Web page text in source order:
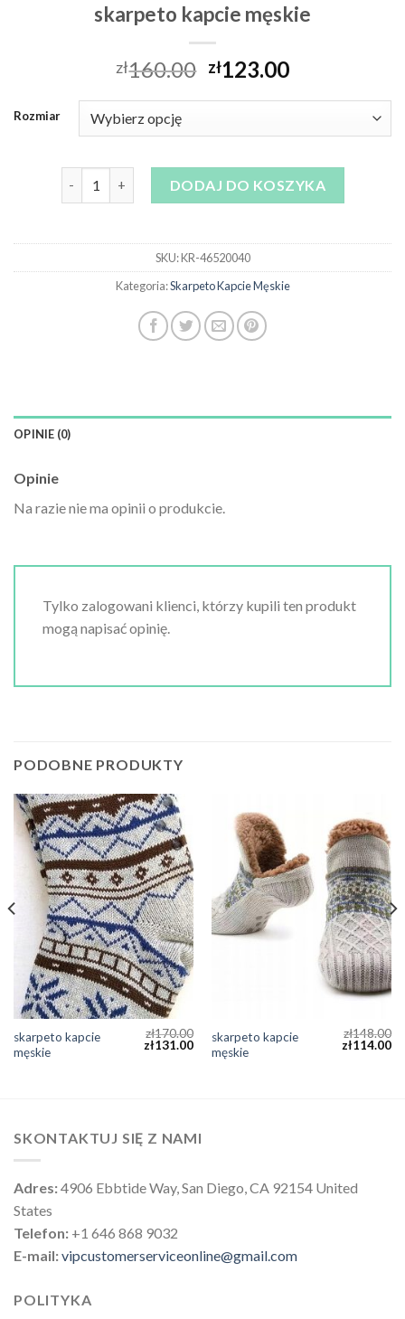
skarpeto kapcie męskie
zł160.00 zł123.00
Rozmiar
DODAJ DO KOSZYKA
SKU:KR-46520040
Kategoria:Skarpeto Kapcie Męskie
OPINIE (0)
Opinie
Na razie nie ma opinii o produkcie.
Tylko zalogowani klienci, którzy kupili ten produkt
mogą napisać opinię.
PODOBNE PRODUKTY
skarpeto kapcie
męskie
zł170.00
zł131.00
skarpeto kapcie
męskie
zł148.00
zł114.00
SKONTAKTUJ SIĘ Z NAMI
Adres:4906 Ebbtide Way, San Diego, CA 92154 United
States
Telefon: +1 646 868 9032
E-mail:vipcustomerserviceonline@gmail.com
POLITYKA